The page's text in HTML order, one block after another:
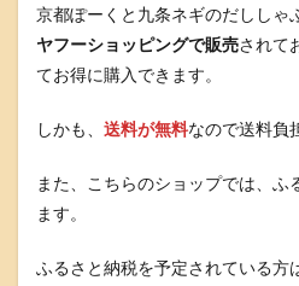
京都ぽーくと九条ネギのだししゃ
ヤフーショッピングで販売されて
てお得に購入できます。
しかも、 送料が無料なので送料負
また、こちらのショップでは、ふ
ます。
ふるさと納税を予定されている方